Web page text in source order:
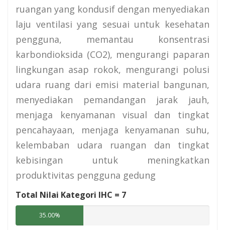
ruangan yang kondusif dengan menyediakan
laju ventilasi yang sesuai untuk kesehatan
pengguna, memantau konsentrasi
karbondioksida (CO2), mengurangi paparan
lingkungan asap rokok, mengurangi polusi
udara ruang dari emisi material bangunan,
menyediakan pemandangan jarak jauh,
menjaga kenyamanan visual dan tingkat
pencahayaan, menjaga kenyamanan suhu,
kelembaban udara ruangan dan tingkat
kebisingan untuk meningkatkan
produktivitas pengguna gedung
Total Nilai Kategori IHC = 7
35.00%